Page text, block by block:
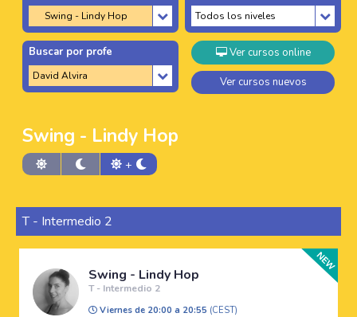
Buscar por profe Ver cursos online
Ver cursos nuevos
Swing - Lindy Hop
+
T - Intermedio 2
Swing - Lindy Hop
T - Intermedio 2
Viernes de 20:00 a 20:55 (CEST)